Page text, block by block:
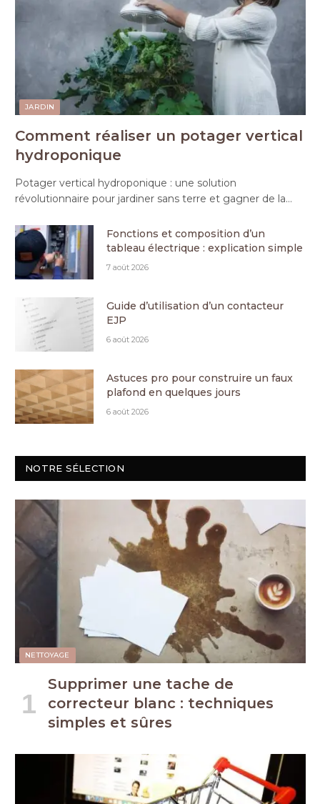
JARDIN
Comment réaliser un potager vertical
hydroponique
Potager vertical hydroponique : une solution
révolutionnaire pour jardiner sans terre et gagner de la…
Fonctions et composition d’un
tableau électrique : explication simple
7 août 2026
Guide d’utilisation d’un contacteur
EJP
6 août 2026
Astuces pro pour construire un faux
plafond en quelques jours
6 août 2026
NOTRE SÉLECTION
NETTOYAGE
Supprimer une tache de
correcteur blanc : techniques
simples et sûres